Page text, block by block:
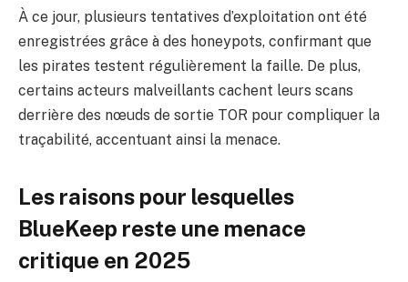
À ce jour, plusieurs tentatives d’exploitation ont été
enregistrées grâce à des honeypots, confirmant que
les pirates testent régulièrement la faille. De plus,
certains acteurs malveillants cachent leurs scans
derrière des nœuds de sortie TOR pour compliquer la
traçabilité, accentuant ainsi la menace.
Les raisons pour lesquelles
BlueKeep reste une menace
critique en 2025